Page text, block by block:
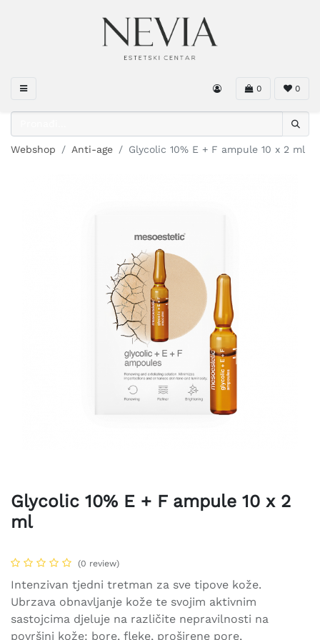
0 0
Webshop Anti-age Glycolic 10% E + F ampule 10 x 2 ml
Glycolic 10% E + F ampule 10 x 2
ml
(0 review)
Intenzivan tjedni tretman za sve tipove kože.
Ubrzava obnavljanje kože te svojim aktivnim
sastojcima djeluje na različite nepravilnosti na
površini kože: bore, fleke, proširene pore,